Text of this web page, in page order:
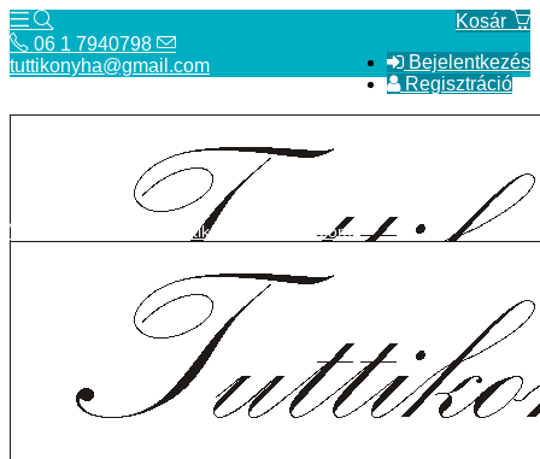
Kosár
Bejelentkezés
Regisztráció
06 1 7940798
tuttikonyha@gmail.com
Telefon
Szállítás
tuttikonyha@gmail.com